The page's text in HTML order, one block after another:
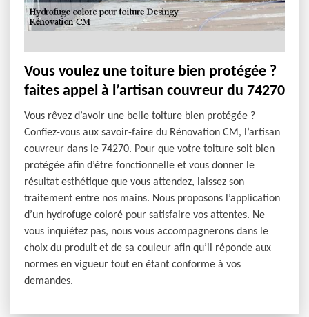
Vous voulez une toiture bien protégée ?
faites appel à l’artisan couvreur du 74270
Vous rêvez d’avoir une belle toiture bien protégée ?
Confiez-vous aux savoir-faire du Rénovation CM, l’artisan
couvreur dans le 74270. Pour que votre toiture soit bien
protégée afin d’être fonctionnelle et vous donner le
résultat esthétique que vous attendez, laissez son
traitement entre nos mains. Nous proposons l’application
d’un hydrofuge coloré pour satisfaire vos attentes. Ne
vous inquiétez pas, nous vous accompagnerons dans le
choix du produit et de sa couleur afin qu’il réponde aux
normes en vigueur tout en étant conforme à vos
demandes.